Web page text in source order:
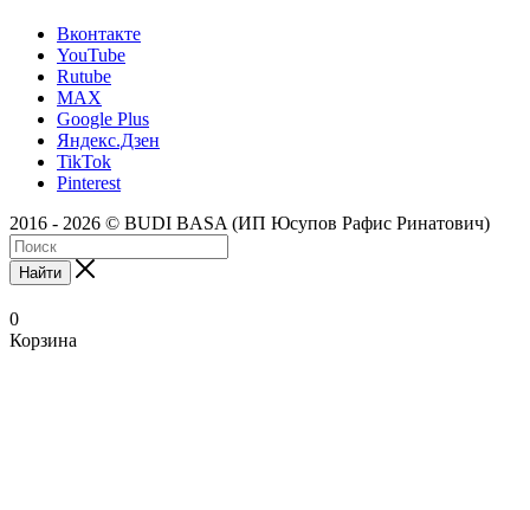
Вконтакте
YouTube
Rutube
MAX
Google Plus
Яндекс.Дзен
TikTok
Pinterest
2016 - 2026 © BUDI BASA (ИП Юсупов Рафис Ринатович)
Найти
0
Корзина